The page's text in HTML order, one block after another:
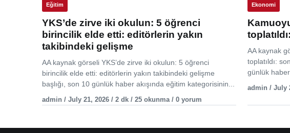
Eğitim
YKS’de zirve iki okulun: 5 öğrenci
birincilik elde etti: editörlerin yakın
takibindeki gelişme
AA kaynak görseli YKS’de zirve iki okulun: 5 öğrenci
birincilik elde etti: editörlerin yakın takibindeki gelişme
başlığı, son 10 günlük haber akışında eğitim kategorisinin...
admin / July 21, 2026 / 2 dk / 25 okunma / 0 yorum
Ekonomi
AA kaynak
toplatıldı:
günlük
admin / July